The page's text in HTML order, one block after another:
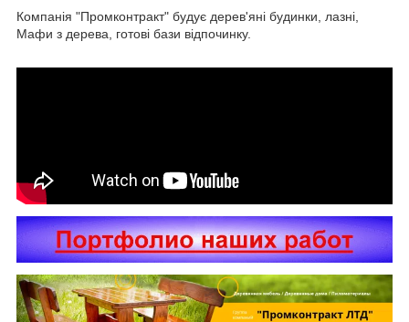
Компанія "Промконтракт" будує дерев'яні будинки, лазні,
Мафи з дерева, готові бази відпочинку.